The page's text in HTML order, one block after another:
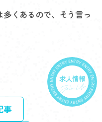
くあるので、そう言っ
事
求人情報